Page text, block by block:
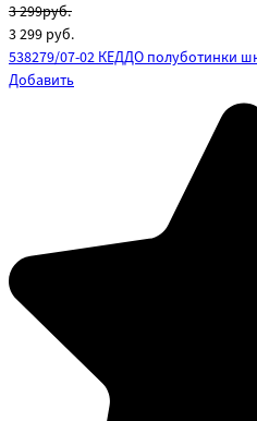
3 299руб.
3 299 руб.
538279/07-02 КЕДДО полуботинки
Добавить